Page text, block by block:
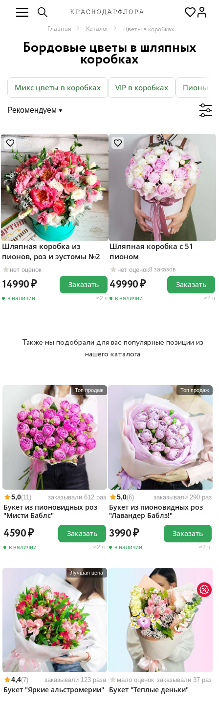
Главная Каталог Цветы в коробках
Бордовые цветы в шляпных
коробках
Микс цветы в коробках VIP в коробках Пионы в
Рекомендуем
нет оценок
Шляпная коробка из
пионов, роз и эустомы №2
14990
в наличии 2 ч
Заказать
нет оценок8 заказов
Шляпная коробка с 51
пионом
49990
в наличии 2 ч
Заказать
Также мы подобрали для вас популярные позиции из
нашего каталога
Топ продаж
5,0(11) заказывали 612 раз
Букет из пионовидных роз
"Мисти Баблс"
4590
в наличии 2 ч.
Заказать
Топ продаж
5,0(6) заказывали 290 раз
Букет из пионовидных роз
"Лавандер Баблз!"
3990
в наличии 2 ч.
Заказать
Лучшая цена
4,4(7) заказывали 123 раза
Букет "Яркие альстромерии"
мало оценок заказывали 37 раз
Букет "Теплые деньки"